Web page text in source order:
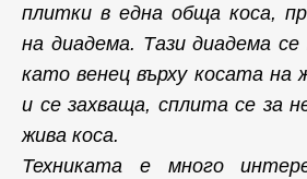
плитки в една обща коса,
на диадема. Тази диадема се
като венец върху косата на
и се захваща, сплита се за
жива коса.
Техниката е много